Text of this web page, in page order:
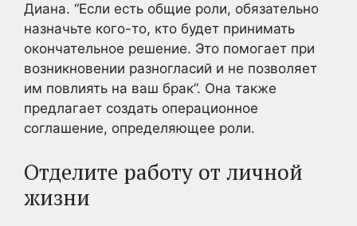
Диана. “Если есть общие роли, обязательно
назначьте кого-то, кто будет принимать
окончательное решение. Это помогает при
возникновении разногласий и не позволяет
им повлиять на ваш брак”. Она также
предлагает создать операционное
соглашение, определяющее роли.
Отделите работу от личной
жизни